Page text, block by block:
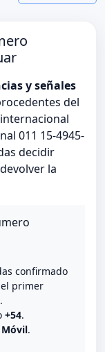
y señales
del
011 15-4945-
decidir
la
confirmado
primer
+54.
Móvil.